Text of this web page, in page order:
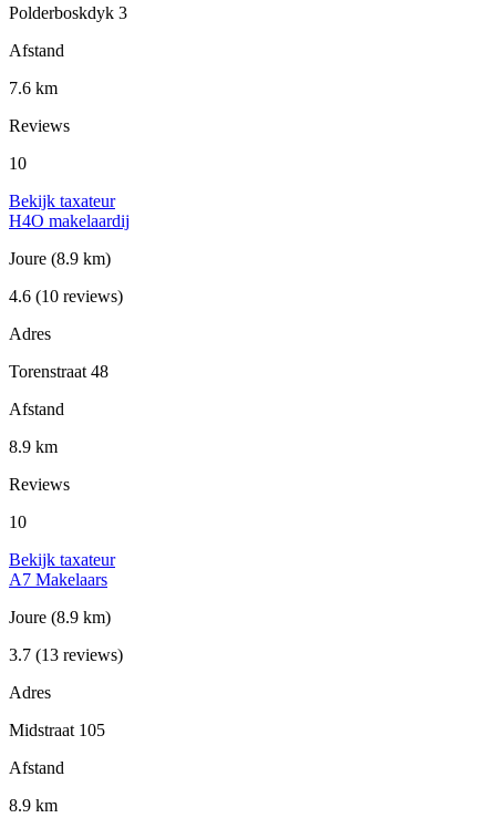
Polderboskdyk 3
Afstand
7.6 km
Reviews
10
Bekijk taxateur
H4O makelaardij
Joure (8.9 km)
4.6 (10 reviews)
Adres
Torenstraat 48
Afstand
8.9 km
Reviews
10
Bekijk taxateur
A7 Makelaars
Joure (8.9 km)
3.7 (13 reviews)
Adres
Midstraat 105
Afstand
8.9 km